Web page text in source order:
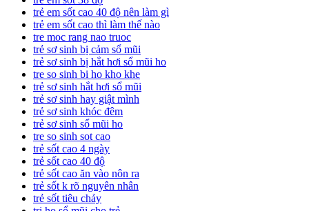
trẻ em sốt cao 40 độ nên làm gì
trẻ em sốt cao thì làm thế nào
tre moc rang nao truoc
trẻ sơ sinh bị cảm sổ mũi
trẻ sơ sinh bị hắt hơi sổ mũi ho
tre so sinh bi ho kho khe
trẻ sơ sinh hắt hơi sổ mũi
trẻ sơ sinh hay giật mình
trẻ sơ sinh khóc đêm
trẻ sơ sinh sổ mũi ho
tre so sinh sot cao
trẻ sốt cao 4 ngày
trẻ sốt cao 40 độ
trẻ sốt cao ăn vào nôn ra
trẻ sốt k rõ nguyên nhân
trẻ sốt tiêu chảy